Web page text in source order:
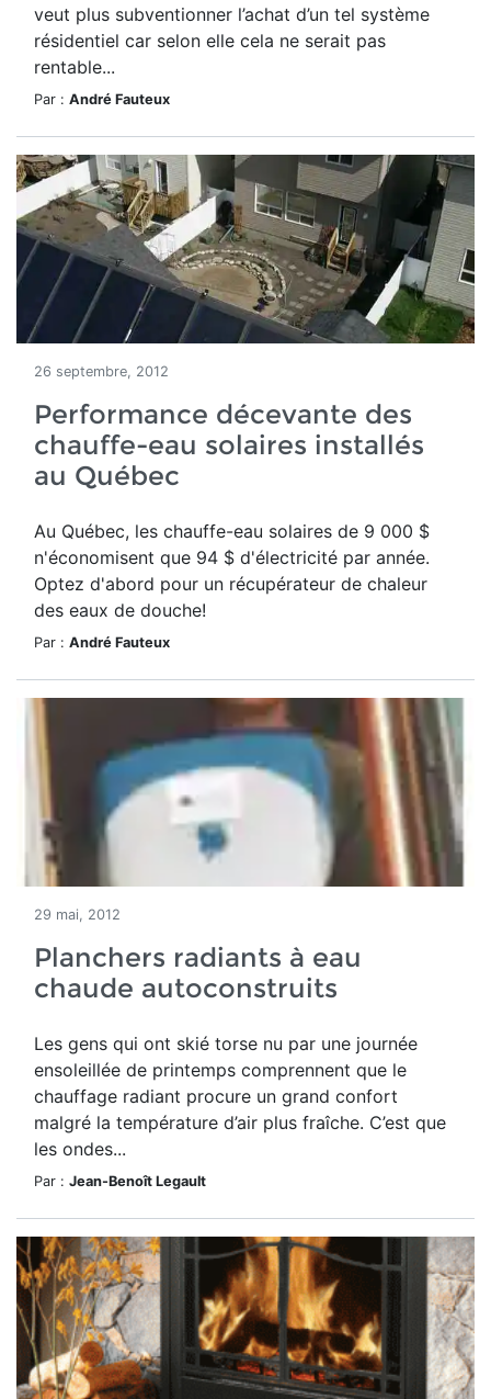
veut plus subventionner l’achat d’un tel système
résidentiel car selon elle cela ne serait pas
rentable...
Par : André Fauteux
26 septembre, 2012
Performance décevante des
chauffe-eau solaires installés
au Québec
Au Québec, les chauffe-eau solaires de 9 000 $
n'économisent que 94 $ d'électricité par année.
Optez d'abord pour un récupérateur de chaleur
des eaux de douche!
Par : André Fauteux
29 mai, 2012
Planchers radiants à eau
chaude autoconstruits
Les gens qui ont skié torse nu par une journée
ensoleillée de printemps comprennent que le
chauffage radiant procure un grand confort
malgré la température d’air plus fraîche. C’est que
les ondes...
Par : Jean-Benoît Legault